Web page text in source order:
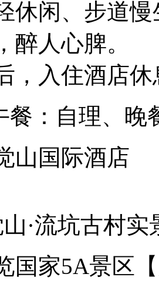
休闲、步道
醉人心脾。
，入住酒店休
：自理、晚
山国际酒店
·流坑古村
国家5A景区